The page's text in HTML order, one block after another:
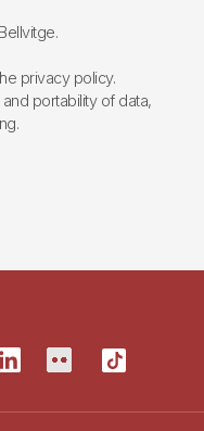
privacy policy.
portability of data,